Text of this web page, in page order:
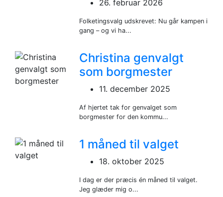
26. februar 2026
Folketingsvalg udskrevet: Nu går kampen i
gang – og vi ha...
Christina genvalgt
som borgmester
11. december 2025
Af hjertet tak for genvalget som
borgmester for den kommu...
1 måned til valget
18. oktober 2025
I dag er der præcis én måned til valget.
Jeg glæder mig o...